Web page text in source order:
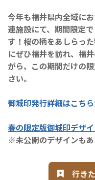
今年も福井県内全域に
連施設にて、期間限定
す！桜の柄をあしらっ
にぜひ福井を訪れ、福
がら、この期間だけの
さい。
御城印発行詳細はこち
春の限定版御城印デザ
※未公開のデザインもあ
行き